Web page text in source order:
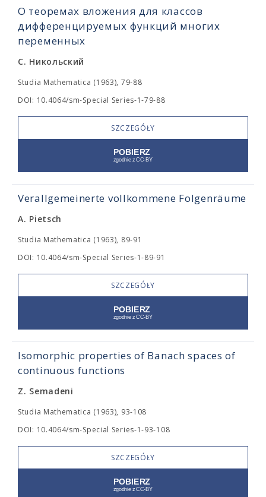
О теоремах вложения для классов
дифференцируемых функций многих
переменных
С. Никольский
Studia Mathematica (1963), 79-88
DOI: 10.4064/sm-Special Series-1-79-88
SZCZEGÓŁY
Verallgemeinerte vollkommene Folgenräume
A. Pietsch
Studia Mathematica (1963), 89-91
DOI: 10.4064/sm-Special Series-1-89-91
SZCZEGÓŁY
Isomorphic properties of Banach spaces of
continuous functions
Z. Semadeni
Studia Mathematica (1963), 93-108
DOI: 10.4064/sm-Special Series-1-93-108
SZCZEGÓŁY